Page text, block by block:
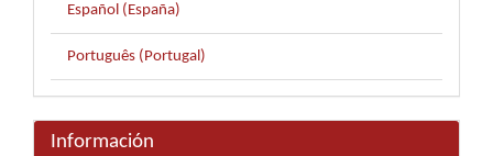
Español (España)
Português (Portugal)
Información